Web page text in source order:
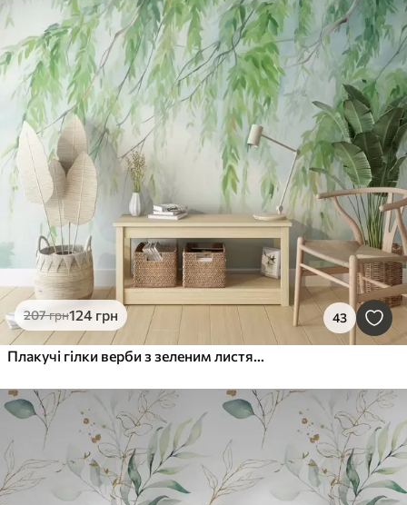
207грн124 грн 43
Плакучі гілки верби з зеленим листям, що звисає вниз, м'які та ніжні мазки, акварельний стиль живопису